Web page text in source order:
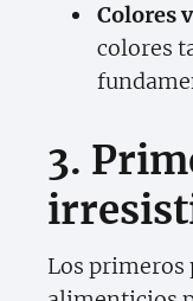
Colores
colores
3.
Los primeros